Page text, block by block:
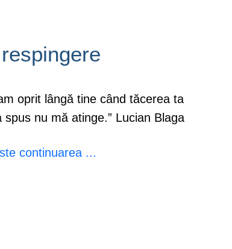
oprit lângă tine când tăcerea ta
spus nu mă atinge.” Lucian Blaga
continuarea ...